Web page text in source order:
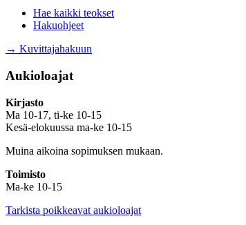
Hae kaikki teokset
Hakuohjeet
→ Kuvittajahakuun
Aukioloajat
Kirjasto
Ma 10-17, ti-ke 10-15
Kesä-elokuussa ma-ke 10-15
Muina aikoina sopimuksen mukaan.
Toimisto
Ma-ke 10-15
Tarkista poikkeavat aukioloajat